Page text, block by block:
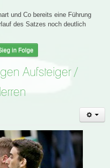
und Co bereits eine Führung
des Satzes noch deutlich
in Folge
Aufsteiger /